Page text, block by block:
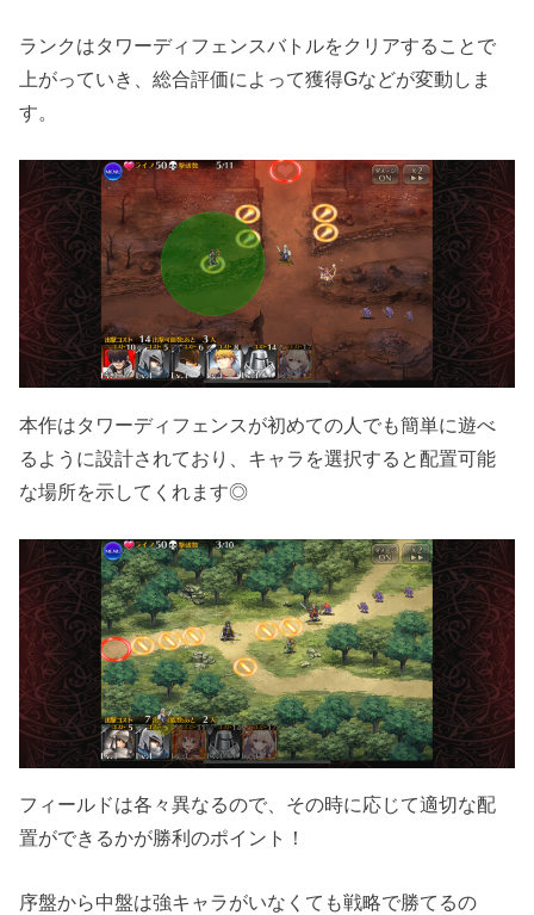
ランクはタワーディフェンスバトルをクリアすることで
上がっていき、総合評価によって獲得Gなどが変動しま
す。
本作はタワーディフェンスが初めての人でも簡単に遊べ
るように設計されており、キャラを選択すると配置可能
な場所を示してくれます◎
フィールドは各々異なるので、その時に応じて適切な配
置ができるかが勝利のポイント！
序盤から中盤は強キャラがいなくても戦略で勝てるの